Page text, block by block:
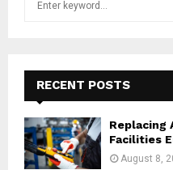
f
o
r
:
RECENT POSTS
Replacing
Facilities
August 8,